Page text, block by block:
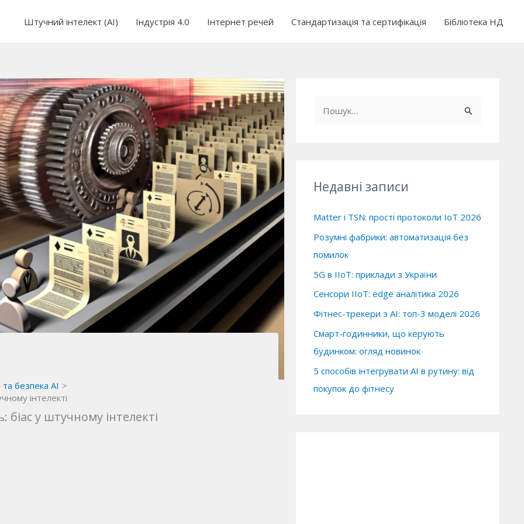
Штучний інтелект (AI) Індустрія 4.0 Інтернет речей Стандартизація та сертифікація Бібліотека НД
та безпека AI
інтелекті
у штучному інтелекті
иНедавні записи
Matter і TSN: прості протоколи IoT 2026
Розумні фабрики: автоматизація без
помилок
5G в IIoT: приклади з України
Сенсори IIoT: edge аналітика 2026
Фітнес-трекери з AI: топ-3 моделі 2026
Смарт-годинники, що керують
будинком: огляд новинок
5 способів інтегрувати AI в рутину: від
покупок до фітнесу